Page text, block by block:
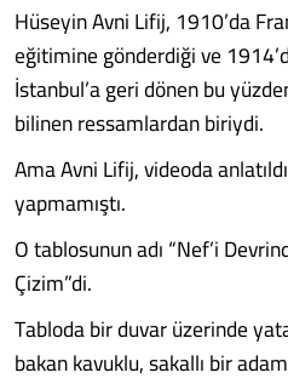
Hüseyin Avni Lifij, 1910’da
eğitimine gönderdiği ve
İstanbul’a geri dönen bu
bilinen ressamlardan biriydi.
Ama Avni Lifij, videoda
yapmamıştı.
O tablosunun adı “Nef’i
Çizim”di.
Tabloda bir duvar üzerinde
bakan kavuklu, sakallı bir